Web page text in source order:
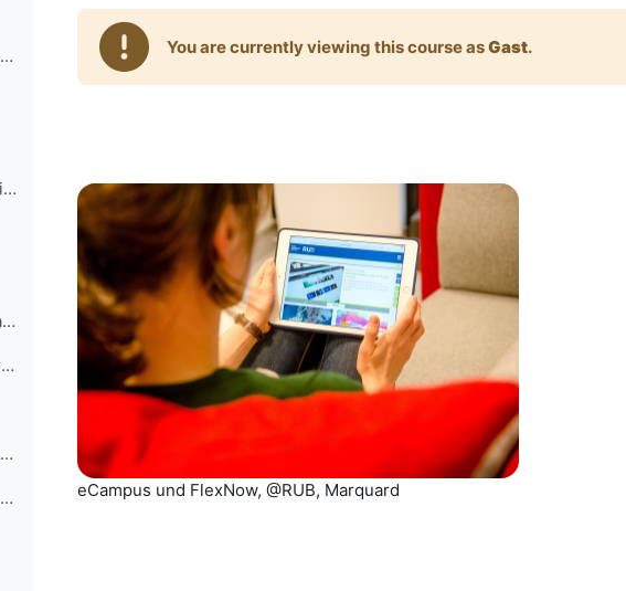
Zoom, the video conferencing service at the RUB
Basic information and instructions on Zoom can be ...
Sciebo Unsere Uni bietet für alle Mitarbeiter/inne...
gemeinsames Arbeiten an der RUB, @RUB, Marquard
Netiquette In unserer Netiquette kannst du alle re...
Tips for online meetings In our tips for online me...
You are currently viewing this course asGast.
eCampus und FlexNow, @RUB, Marquard